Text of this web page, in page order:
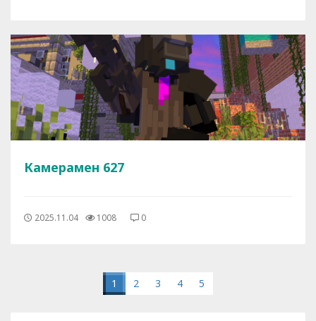
Камерамен 627
2025.11.04 1008 0
1 2 3 4 5